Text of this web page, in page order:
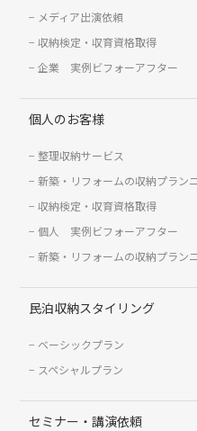
メディア出演依頼
収納検定・収育資格取得
企業 実例ビフォーアフター
個人のお客様
整理収納サービス
新築・リフォームの収納プラン
収納検定・収育資格取得
個人 実例ビフォーアフター
新築・リフォームの収納プラ
民泊収納スタイリング
ベーシックプラン
スペシャルプラン
セミナー・講演依頼